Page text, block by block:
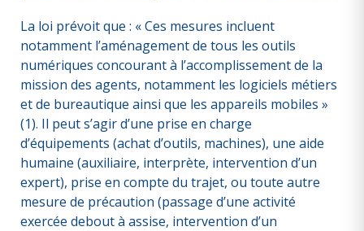
La loi prévoit que : « Ces mesures incluent
notamment l’aménagement de tous les outils
numériques concourant à l’accomplissement de la
mission des agents, notamment les logiciels métiers
et de bureautique ainsi que les appareils mobiles »
(1). Il peut s’agir d’une prise en charge
d’équipements (achat d’outils, machines), une aide
humaine (auxiliaire, interprète, intervention d’un
expert), prise en compte du trajet, ou toute autre
mesure de précaution (passage d’une activité
exercée debout à assise, intervention d’un